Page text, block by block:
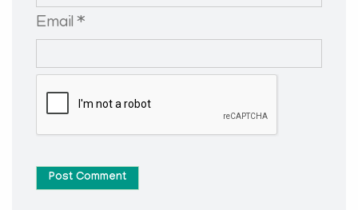
Email *
Post Comment